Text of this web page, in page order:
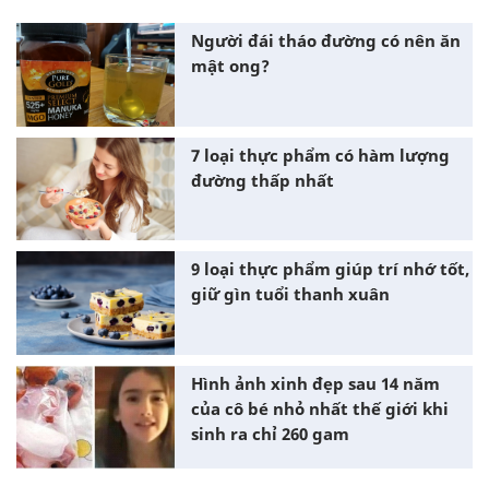
Người đái tháo đường có nên ăn
mật ong?
7 loại thực phẩm có hàm lượng
đường thấp nhất
9 loại thực phẩm giúp trí nhớ tốt,
giữ gìn tuổi thanh xuân
Hình ảnh xinh đẹp sau 14 năm
của cô bé nhỏ nhất thế giới khi
sinh ra chỉ 260 gam